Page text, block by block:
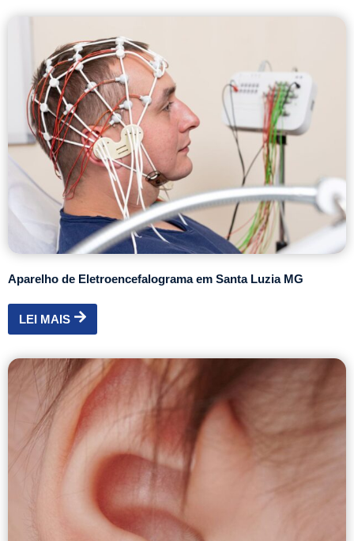
Aparelho de Eletroencefalograma em Santa Luzia MG
LEI MAIS